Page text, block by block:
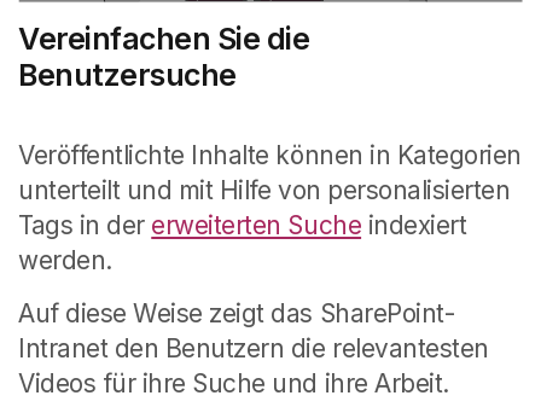
Vereinfachen Sie die
Benutzersuche
Veröffentlichte Inhalte können in Kategorien
unterteilt und mit Hilfe von personalisierten
Tags in der erweiterten Suche indexiert
werden.
Auf diese Weise zeigt das SharePoint-
Intranet den Benutzern die relevantesten
Videos für ihre Suche und ihre Arbeit.